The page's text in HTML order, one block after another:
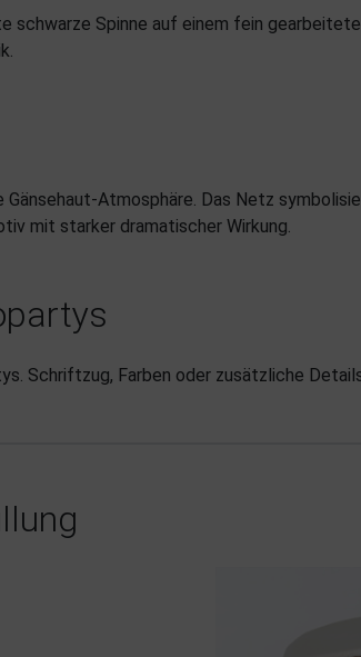
Spinne auf einem fein
Atmosphäre. Das Netz
mit starker dramatischer Wirkung.
Schriftzug, Farben oder zusätzliche